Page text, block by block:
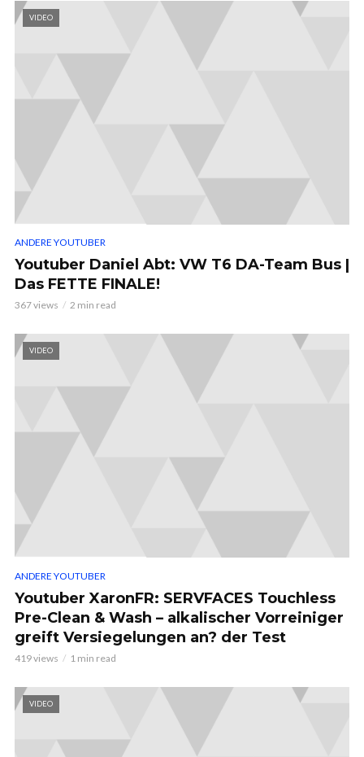
VIDEO
ANDERE YOUTUBER
Youtuber Daniel Abt: VW T6 DA-Team Bus |
Das FETTE FINALE!
367 views 2 min read
VIDEO
ANDERE YOUTUBER
Youtuber XaronFR: SERVFACES Touchless
Pre-Clean & Wash – alkalischer Vorreiniger
greift Versiegelungen an? der Test
419 views 1 min read
VIDEO